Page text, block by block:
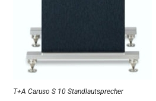
T+A Caruso S 10 Standlautsprecher